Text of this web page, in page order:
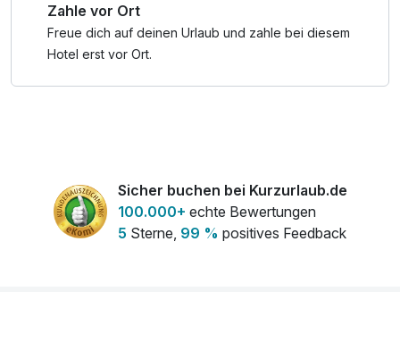
Zahle vor Ort
Freue dich auf deinen Urlaub und zahle bei diesem
Hotel erst vor Ort.
Sicher buchen bei Kurzurlaub.de
100.000+ echte Bewertungen
5 Sterne, 99 % positives Feedback